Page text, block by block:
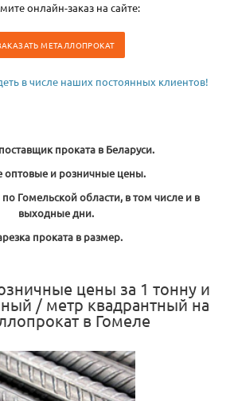
онлайн-заказ на сайте:
МЕТАЛЛОПРОКАТ
в числе наших постоянных клиентов!
проката в Беларуси.
оптовые и розничные цены.
по Гомельской области, в том числе и в
выходные дни.
проката в размер.
цены за 1 тонну и
/ метр квадрантный на
в Гомеле